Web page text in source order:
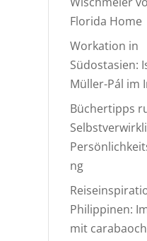
Florida Home
Workation in
Südostasien:
Müller-Pál im
Büchertipps
ng
Philippinen:
mit